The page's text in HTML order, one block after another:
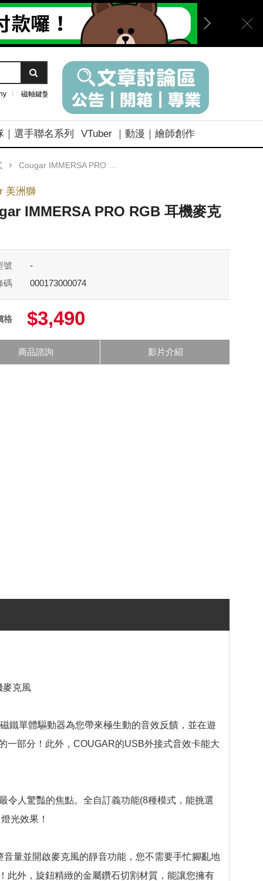
磁軸鍵盤
｜選手聯名系列 VTuber ｜動漫｜繪師創作
Cougar IMMERSA PRO RGB 耳機麥克風
美洲獅
IMMERSA PRO RGB 耳機麥克
號
-
碼
000173000074
格 $3,490
商品諮詢 影片介紹
麥克風
鐵單體驅動器為您帶來極生動的音效反饋，並在遊
一部分！此外，COUGAR的USB外接式音效卡能大
令人驚豔的焦點。全自訂義功能(8種模式，能挑選
光效果！
量並開啟麥克風的靜音功能，您不需要手忙腳亂地
此外，旋鈕精緻的金屬鑽石切割材質，能讓您擁有